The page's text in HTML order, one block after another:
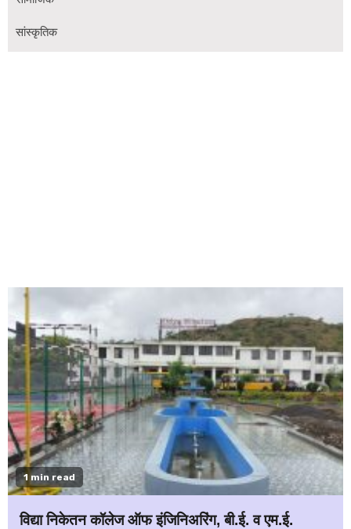
सांस्कृतिक
1 min read
विद्या निकेतन कॉलेज ऑफ इंजिनिअरिंग, बी.ई. व एम.ई.